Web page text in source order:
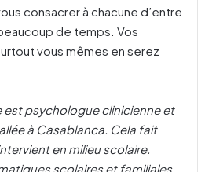
consacrer à chacune d’entre
de temps. Vos
vous mêmes en serez
est psychologue clinicienne et
à Casablanca. Cela fait
en milieu scolaire.
scolaires et familiales,